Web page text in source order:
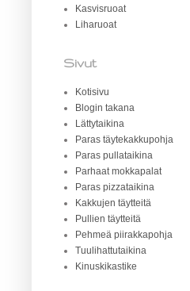
Kasvisruoat
Liharuoat
Sivut
Kotisivu
Blogin takana
Lättytaikina
Paras täytekakkupohja
Paras pullataikina
Parhaat mokkapalat
Paras pizzataikina
Kakkujen täytteitä
Pullien täytteitä
Pehmeä piirakkapohja
Tuulihattutaikina
Kinuskikastike